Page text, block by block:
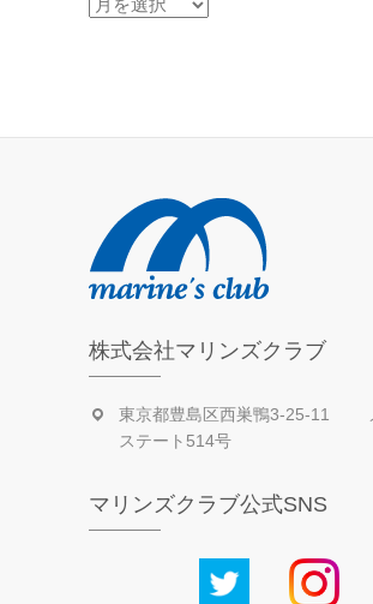
過
日
株式会社マリンズクラブ
東京都豊島区西巣鴨3-25-11
ステート514号
マリンズクラブ公式SNS